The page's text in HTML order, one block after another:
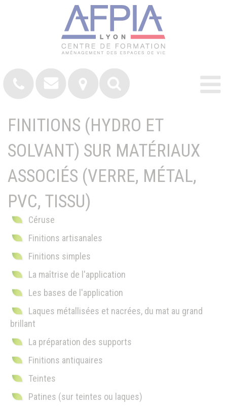
FINITIONS (HYDRO ET
SOLVANT) SUR MATÉRIAUX
ASSOCIÉS (VERRE, MÉTAL,
PVC, TISSU)
Céruse
Finitions artisanales
Finitions simples
La maîtrise de l'application
Les bases de l'application
Laques métallisées et nacrées, du mat au grand
brillant
La préparation des supports
Finitions antiquaires
Teintes
Patines (sur teintes ou laques)